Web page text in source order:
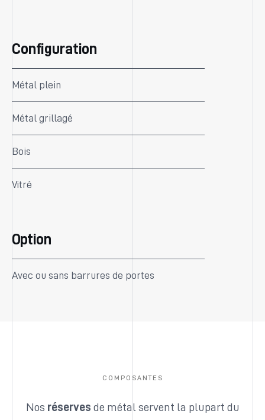
Configuration
Métal plein
Métal grillagé
Bois
Vitré
Option
Avec ou sans barrures de portes
COMPOSANTES
Nos réserves de métal servent la plupart du